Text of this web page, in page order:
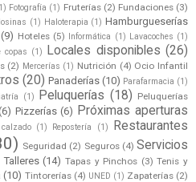
Fotografía (1) Fruterías (2) Fundaciones (3)
(1) Haloterapia (1) Hamburgueserías
(9) Hoteles (5) Informática (1) Lavacoches (1)
copas (1) Locales disponibles (26)
(2) Mercerías (1) Nutrición (4) Ocio Infantil
(20) Panaderías (10) Parafarmacia (1)
(1) Peluquerías (18) Peluquerías
Pizzerías (6) Próximas aperturas
(1) Repostería (1)
Restaurantes
Seguridad (2) Seguros (4) Servicios
Talleres (14) Tapas y Pinchos (3) Tenis y
(10) Tintorerías (4) UNED (1) Zapaterías (2)